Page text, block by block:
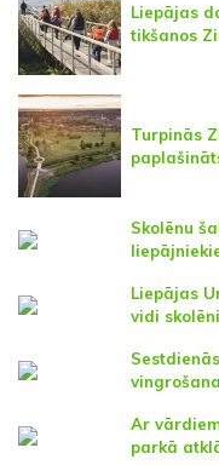
Liepājas
tikšanos
Turpinās
Skolēnu
Liepājas
vidi
Ar
parkā